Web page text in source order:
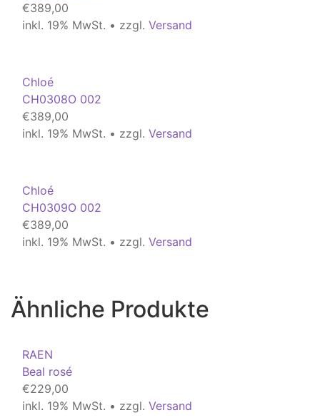
€389,00
inkl. 19% MwSt. • zzgl. Versand
Chloé
CH0308O 002
€389,00
inkl. 19% MwSt. • zzgl. Versand
Chloé
CH0309O 002
€389,00
inkl. 19% MwSt. • zzgl. Versand
Ähnliche Produkte
RAEN
Beal rosé
€229,00
inkl. 19% MwSt. • zzgl. Versand